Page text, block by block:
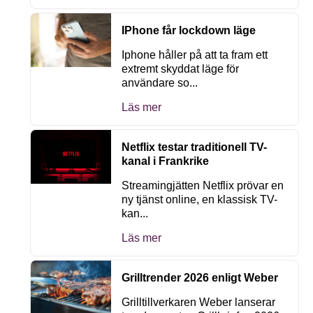
IPhone får lockdown läge
Iphone håller på att ta fram ett
extremt skyddat läge för
användare so...
Läs mer
Netflix testar traditionell TV-
kanal i Frankrike
Streamingjätten Netflix prövar en
ny tjänst online, en klassisk TV-
kan...
Läs mer
Grilltrender 2026 enligt Weber
Grilltillverkaren Weber lanserar